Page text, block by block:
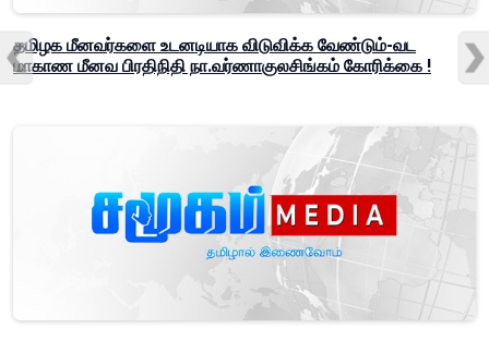
தமிழக மீனவர்களை உடனடியாக விடுவிக்க வேண்டும்-வட
மாகாண மீனவ பிரதிநிதி நா.வர்ணாகுலசிங்கம் கோரிக்கை !